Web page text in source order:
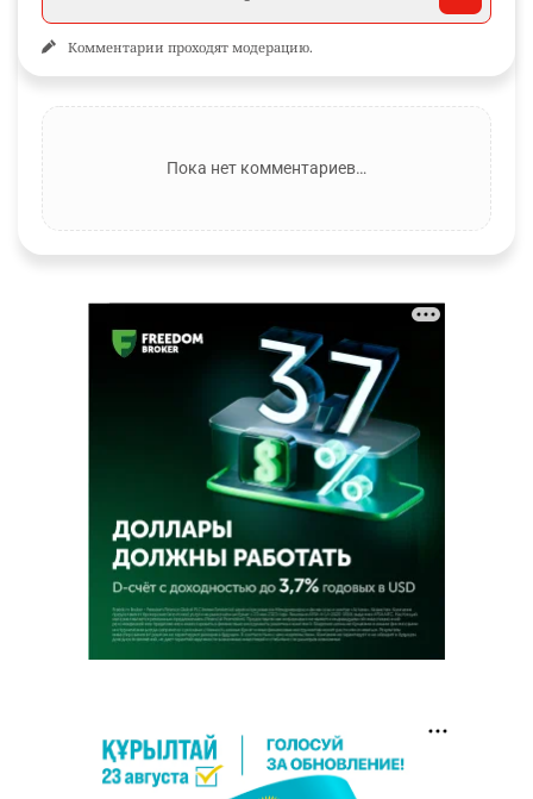
Комментарии проходят модерацию.
Пока нет комментариев…